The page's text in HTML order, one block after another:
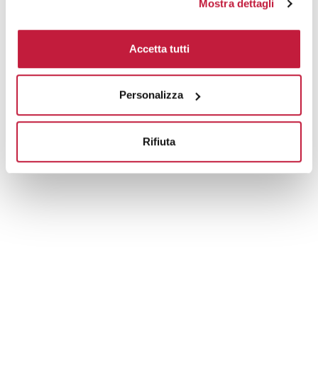
Mostra dettagli
Accetta tutti
Personalizza
Rifiuta
Area di personalizzazione
Domande e risposte